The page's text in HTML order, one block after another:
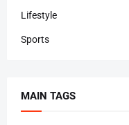
Lifestyle
Sports
MAIN TAGS